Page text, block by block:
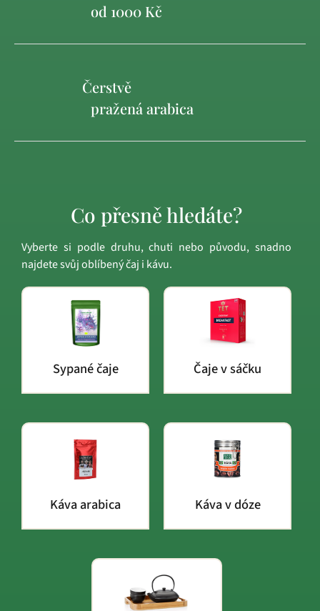
od 1000 Kč
Čerstvě
pražená arabica
Co přesně hledáte?
Vyberte si podle druhu, chuti nebo původu, snadno
najdete svůj oblíbený čaj i kávu.
Sypané čaje Čaje v sáčku
Káva arabica Káva v dóze